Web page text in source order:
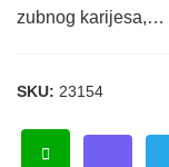
zubnog karijesa,…
SKU: 23154